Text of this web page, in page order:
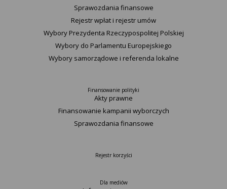
Sprawozdania finansowe
Rejestr wpłat i rejestr umów
Wybory Prezydenta Rzeczypospolitej Polskiej
Wybory do Parlamentu Europejskiego
Wybory samorządowe i referenda lokalne
Finansowanie polityki
Akty prawne
Finansowanie kampanii wyborczych
Sprawozdania finansowe
Rejestr korzyści
Dla mediów